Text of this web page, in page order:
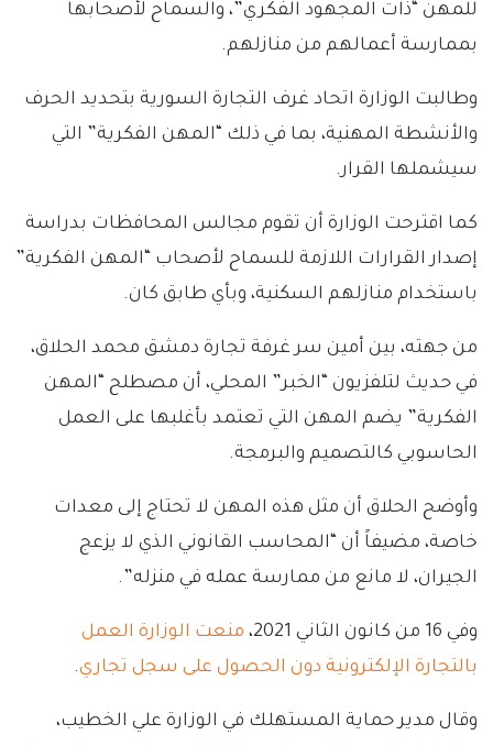
للمهن “ذات المجهود الفكري”، والسماح لأصحابها
بممارسة أعمالهم من منازلهم.
وطالبت الوزارة اتحاد غرف التجارة السورية بتحديد الحرف
والأنشطة المهنية، بما في ذلك “المهن الفكرية” التي
سيشملها القرار.
كما اقترحت الوزارة أن تقوم مجالس المحافظات بدراسة
إصدار القرارات اللازمة للسماح لأصحاب “المهن الفكرية”
باستخدام منازلهم السكنية، وبأي طابق كان.
من جهته، بين أمين سر غرفة تجارة دمشق محمد الحلاق،
في حديث لتلفزيون “الخبر” المحلي، أن مصطلح “المهن
الفكرية” يضم المهن التي تعتمد بأغلبها على العمل
الحاسوبي كالتصميم والبرمجة.
وأوضح الحلاق أن مثل هذه المهن لا تحتاج إلى معدات
خاصة، مضيفاً أن “المحاسب القانوني الذي لا يزعج
الجيران، لا مانع من ممارسة عمله في منزله”.
وفي 16 من كانون الثاني 2021،
منعت الوزارة العمل
بالتجارة الإلكترونية دون الحصول على سجل تجاري.
وقال مدير حماية المستهلك في الوزارة علي الخطيب،